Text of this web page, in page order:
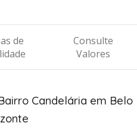
de
Consulte
Valores
Candelária em Belo